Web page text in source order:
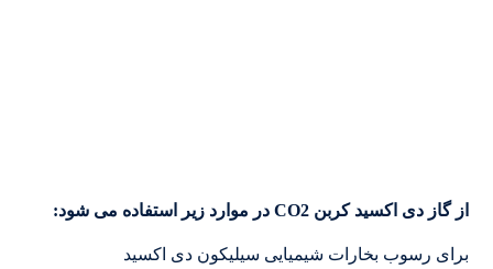
از گاز دی ‌اکسید کربن CO2 در موارد زیر استفاده می شود:
برای رسوب بخارات شیمیایی سیلیکون دی اکسید